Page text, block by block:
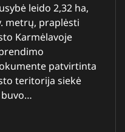
leido 2,32 ha,
metrų, praplėsti
Karmėlavoje
patvirtinta
teritorija siekė
buvo…